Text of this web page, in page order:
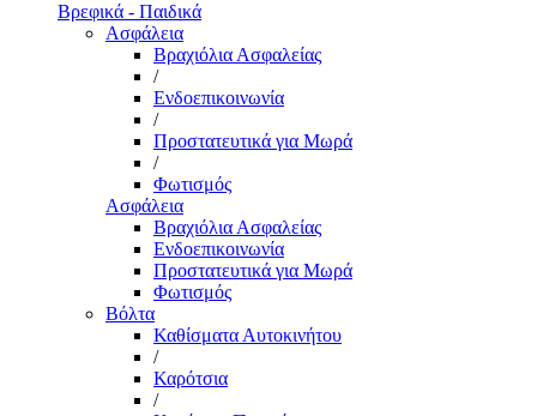
Βρεφικά - Παιδικά
Ασφάλεια
Βραχιόλια Ασφαλείας
/
Ενδοεπικοινωνία
/
Προστατευτικά για Μωρά
/
Φωτισμός
Ασφάλεια
Βραχιόλια Ασφαλείας
Ενδοεπικοινωνία
Προστατευτικά για Μωρά
Φωτισμός
Βόλτα
Καθίσματα Αυτοκινήτου
/
Καρότσια
/